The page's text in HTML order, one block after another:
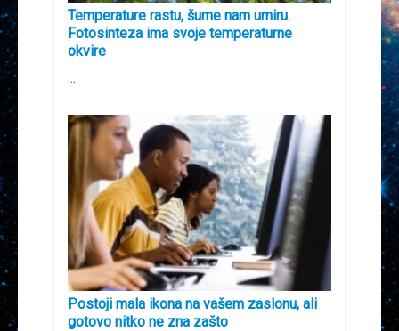
Temperature rastu, šume nam umiru.
Fotosinteza ima svoje temperaturne
okvire
...
Postoji mala ikona na vašem zaslonu, ali
gotovo nitko ne zna zašto